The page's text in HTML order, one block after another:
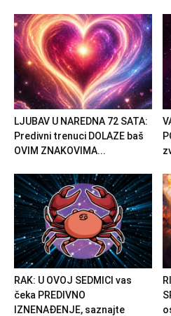
LJUBAV U NAREDNA 72 SATA:
Predivni trenuci DOLAZE baš
OVIM ZNAKOVIMA...
RAK: U OVOJ SEDMICI vas
čeka PREDIVNO
IZNENAĐENJE, saznajte